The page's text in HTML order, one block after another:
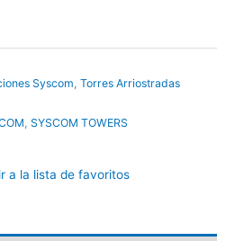
Syscom, Torres Arriostradas
, SYSCOM TOWERS
a la lista de favoritos